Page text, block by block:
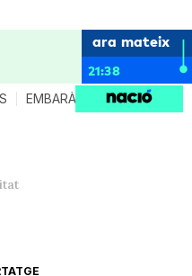
ara mateix
21:38
EMBARÀS CRIANÇA